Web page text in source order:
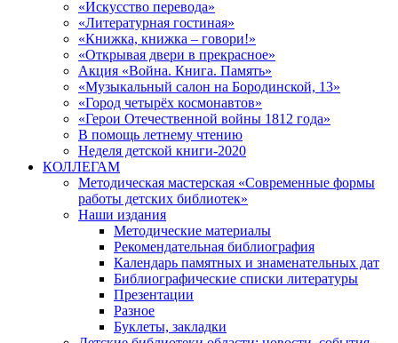
«Искусство перевода»
«Литературная гостиная»
«Книжка, книжка – говори!»
«Открывая двери в прекрасное»
Акция «Война. Книга. Память»
«Музыкальный салон на Бородинской, 13»
«Город четырёх космонавтов»
«Герои Отечественной войны 1812 года»
В помощь летнему чтению
Неделя детской книги-2020
КОЛЛЕГАМ
Методическая мастерская «Современные формы
работы детских библиотек»
Наши издания
Методические материалы
Рекомендательная библиография
Календарь памятных и знаменательных дат
Библиографические списки литературы
Презентации
Разное
Буклеты, закладки